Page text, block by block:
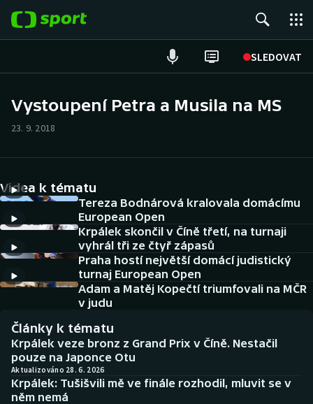
SLEDOVAT
Hokej
Tenis
Atletika
Cyklistika
DALŠÍ SPORTY
Americký fotbal
Baseball a softbal
Basketbal
Biatlon
NEPŘEHLÉDNĚTE
Soutěže
Historické návraty
Aplikace ČT sport
Vystoupení Petra a Musila na MS
23. 9. 2018
Videa k tématu
Tereza Bodnárová kralovala domácímu
European Open
Krpálek skončil v Číně třetí, na turnaji
vyhrál tři ze čtyř zápasů
Praha hostí největší domácí judistický
turnaj European Open
Adam a Matěj Kopečtí triumfovali na MČR
v judu
Články k tématu
Krpálek veze bronz z Grand Prix v Číně. Nestačil
pouze na Japonce Otu
Aktualizováno 28. 6. 2026
Krpálek: Tušišvili mě ve finále rozhodil, mluvit se v
něm nemá